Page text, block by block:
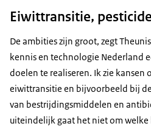
Eiwittransitie,
De ambities zijn groot, zegt
kennis en technologie Nederland
doelen te realiseren. Ik zie kansen
eiwittransitie en bijvoorbeeld bij
van bestrijdingsmiddelen en
uiteindelijk gaat het niet om welke